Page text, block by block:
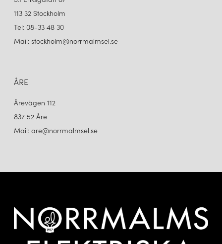
113 32 Stockholm
Tel: 08-33 48 30
Mail: stockholm@norrmalmsel.se
ÅRE
Årevägen 112
837 52 Åre
Mail: are@norrmalmsel.se